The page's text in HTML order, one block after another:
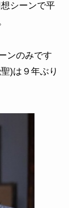
シーンで平
ンのみです
)は９年ぶり